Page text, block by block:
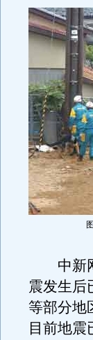
中新网
震发生后
等部分地
目前地震